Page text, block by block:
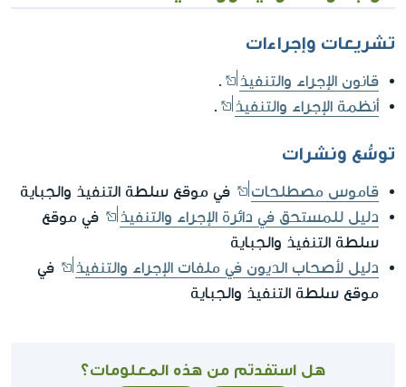
تشريعات وإجراءات
قانون الإجراء والتنفيذ
.
أنظمة الإجراء والتنفيذ
.
توسُّع ونشرات
قاموس مصطلحات
في موقع سلطة التنفيذ والجباية
دليل للمستحق في دائرة الإجراء والتنفيذ
في موقع
سلطة التنفيذ والجباية
دليل لأصحاب الديون في ملفات الإجراء والتنفيذ
في
موقع سلطة التنفيذ والجباية
هل استفدتم من هذه المعلومات؟